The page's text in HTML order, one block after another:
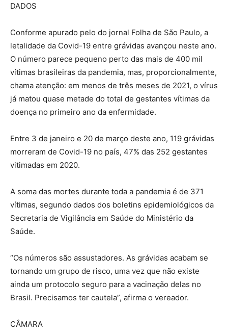
DADOS
Conforme apurado pelo do jornal Folha de São Paulo, a
letalidade da Covid-19 entre grávidas avançou neste ano.
O número parece pequeno perto das mais de 400 mil
vítimas brasileiras da pandemia, mas, proporcionalmente,
chama atenção: em menos de três meses de 2021, o vírus
já matou quase metade do total de gestantes vítimas da
doença no primeiro ano da enfermidade.
Entre 3 de janeiro e 20 de março deste ano, 119 grávidas
morreram de Covid-19 no país, 47% das 252 gestantes
vitimadas em 2020.
A soma das mortes durante toda a pandemia é de 371
vítimas, segundo dados dos boletins epidemiológicos da
Secretaria de Vigilância em Saúde do Ministério da
Saúde.
“Os números são assustadores. As grávidas acabam se
tornando um grupo de risco, uma vez que não existe
ainda um protocolo seguro para a vacinação delas no
Brasil. Precisamos ter cautela”, afirma o vereador.
CÂMARA